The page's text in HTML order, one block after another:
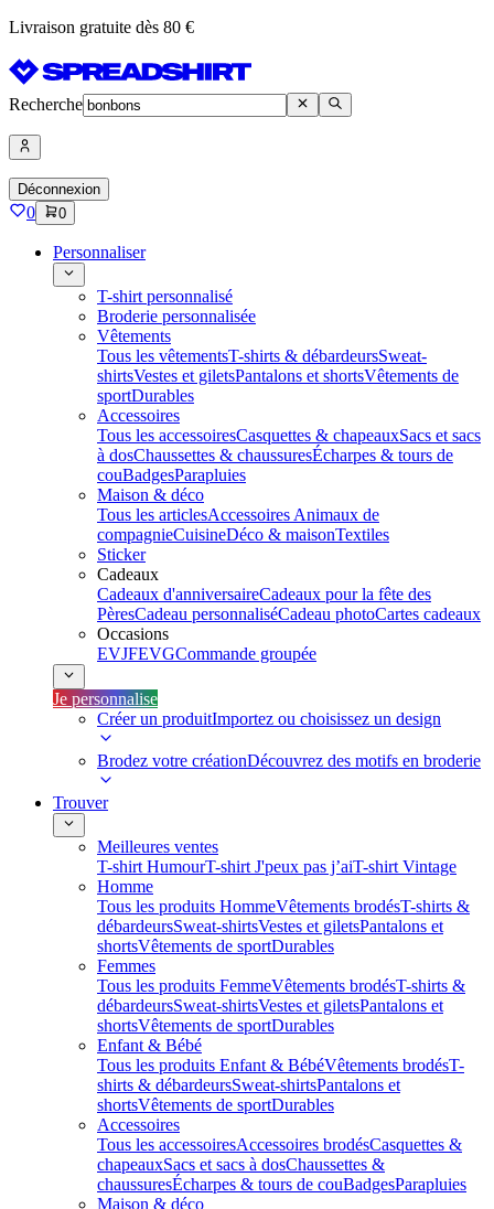
Livraison gratuite dès 80 €
Recherche
Déconnexion
0 0
Personnaliser
T-shirt personnalisé
Broderie personnalisée
Vêtements
Tous les vêtementsT-shirts & débardeursSweat-
shirtsVestes et giletsPantalons et shortsVêtements de
sportDurables
Accessoires
Tous les accessoiresCasquettes & chapeauxSacs et sacs
à dosChaussettes & chaussuresÉcharpes & tours de
couBadgesParapluies
Maison & déco
Tous les articlesAccessoires Animaux de
compagnieCuisineDéco & maisonTextiles
Sticker
Cadeaux
Cadeaux d'anniversaireCadeaux pour la fête des
PèresCadeau personnaliséCadeau photoCartes cadeaux
Occasions
EVJFEVGCommande groupée
Je personnalise
Créer un produitImportez ou choisissez un design
Brodez votre créationDécouvrez des motifs en broderie
Trouver
Meilleures ventes
T-shirt HumourT-shirt J'peux pas j’aiT-shirt Vintage
Homme
Tous les produits HommeVêtements brodésT-shirts &
débardeursSweat-shirtsVestes et giletsPantalons et
shortsVêtements de sportDurables
Femmes
Tous les produits FemmeVêtements brodésT-shirts &
débardeursSweat-shirtsVestes et giletsPantalons et
shortsVêtements de sportDurables
Enfant & Bébé
Tous les produits Enfant & BébéVêtements brodésT-
shirts & débardeursSweat-shirtsPantalons et
shortsVêtements de sportDurables
Accessoires
Tous les accessoiresAccessoires brodésCasquettes &
chapeauxSacs et sacs à dosChaussettes &
chaussuresÉcharpes & tours de couBadgesParapluies
Maison & déco